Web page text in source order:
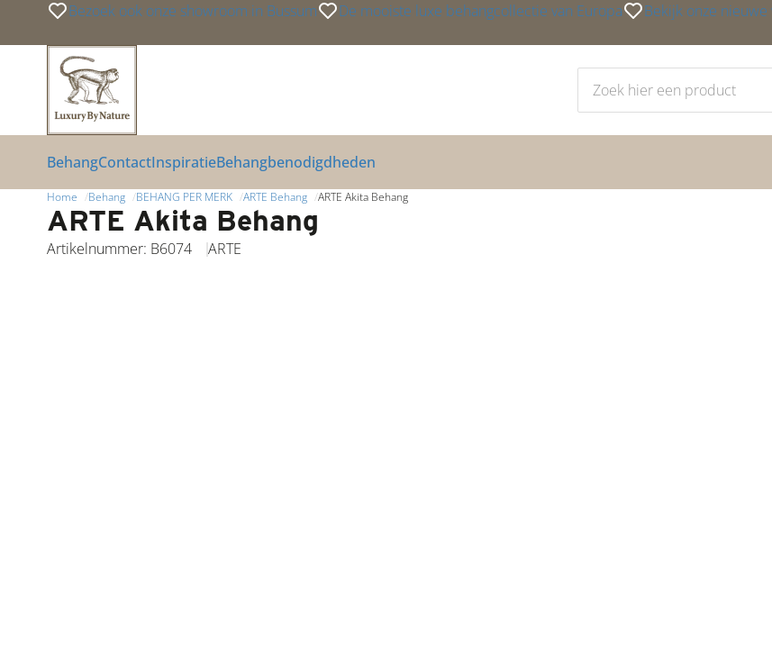
Bezoek ook onze showroom in Bussum De mooiste luxe behangcollectie van Europa Bekijk onze
BehangContactInspiratieBehangbenodigdheden
Home Behang BEHANG PER MERK ARTE Behang ARTE Akita Behang
ARTE Akita Behang
Artikelnummer: B6074 ARTE